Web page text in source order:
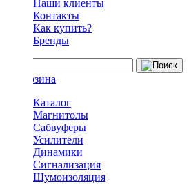
Наши клиенты
Контакты
Как купить?
Бренды
Каталог
Магнитолы
Сабвуферы
Усилители
Динамики
Сигнализация
Шумоизоляция